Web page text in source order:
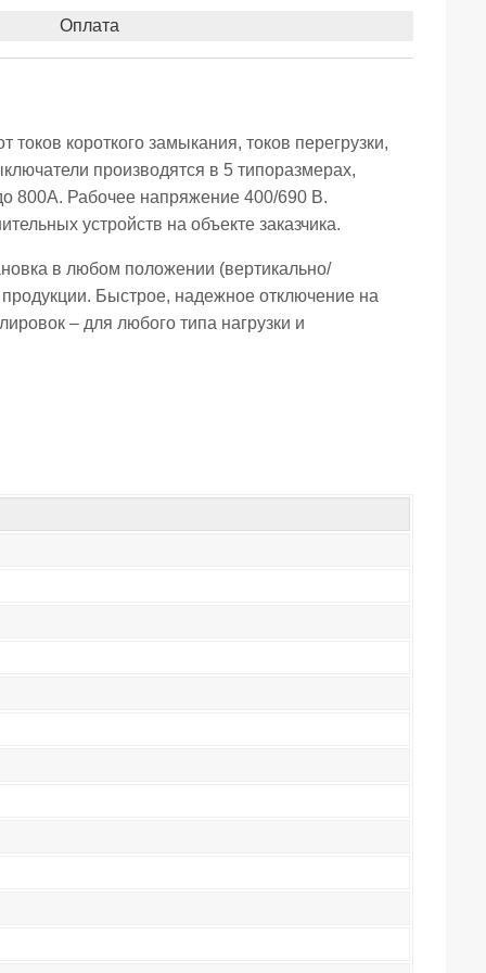
Оплата
короткого замыкания, токов перегрузки,
производятся в 5 типоразмерах,
800А. Рабочее напряжение 400/690 В.
устройств на объекте заказчика.
в любом положении (вертикально/
Быстрое, надежное отключение на
– для любого типа нагрузки и